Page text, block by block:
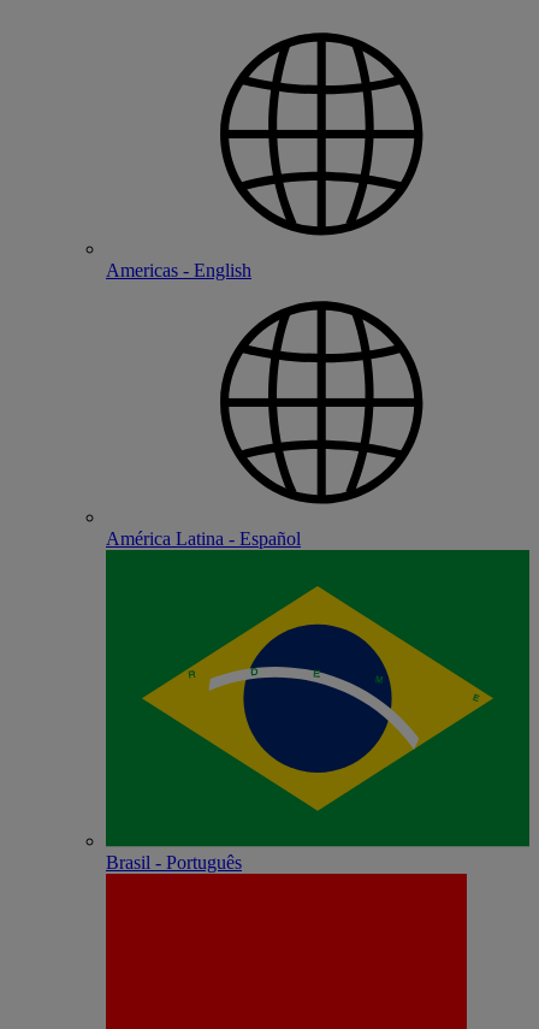
Americas - English
América Latina - Español
Brasil - Português